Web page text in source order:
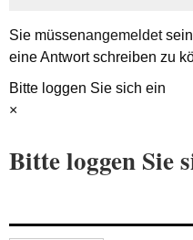
Sie müssenangemeldetsein
eine Antwort schreiben zu
Bitte loggen Sie sich ein
×
Bitte loggen Sie